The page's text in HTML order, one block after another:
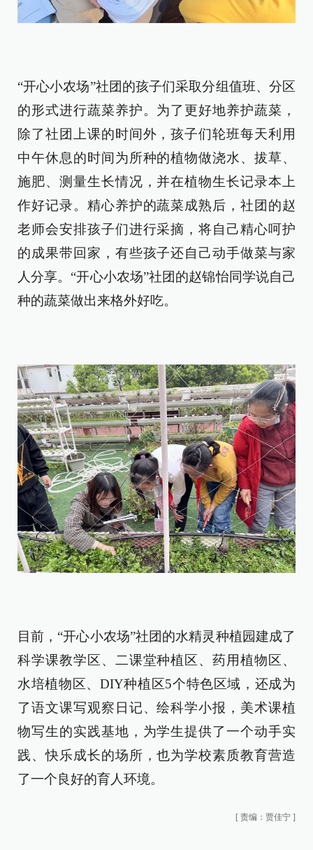
“开心小农场”社团的孩子们采取分组值班、分区
的形式进行蔬菜养护。为了更好地养护蔬菜，
除了社团上课的时间外，孩子们轮班每天利用
中午休息的时间为所种的植物做浇水、拔草、
施肥、测量生长情况，并在植物生长记录本上
作好记录。精心养护的蔬菜成熟后，社团的赵
老师会安排孩子们进行采摘，将自己精心呵护
的成果带回家，有些孩子还自己动手做菜与家
人分享。“开心小农场”社团的赵锦怡同学说自己
种的蔬菜做出来格外好吃。
目前，“开心小农场”社团的水精灵种植园建成了
科学课教学区、二课堂种植区、药用植物区、
水培植物区、DIY种植区5个特色区域，还成为
了语文课写观察日记、绘科学小报，美术课植
物写生的实践基地，为学生提供了一个动手实
践、快乐成长的场所，也为学校素质教育营造
了一个良好的育人环境。
[ 责编：贾佳宁 ]